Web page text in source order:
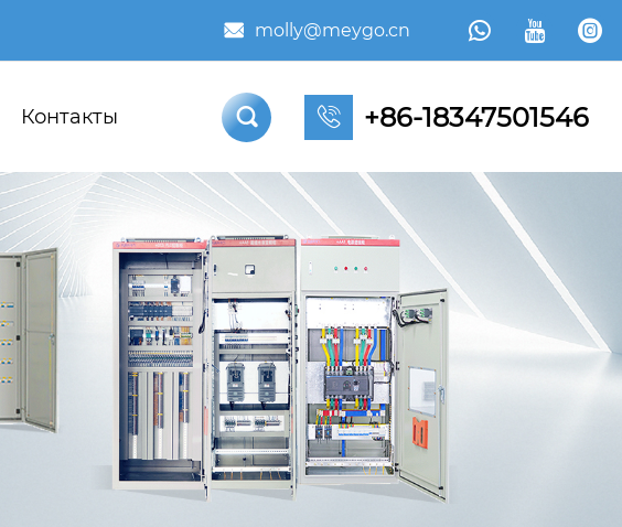
 molly@meygo.cn   
Контакты   +86-18347501546